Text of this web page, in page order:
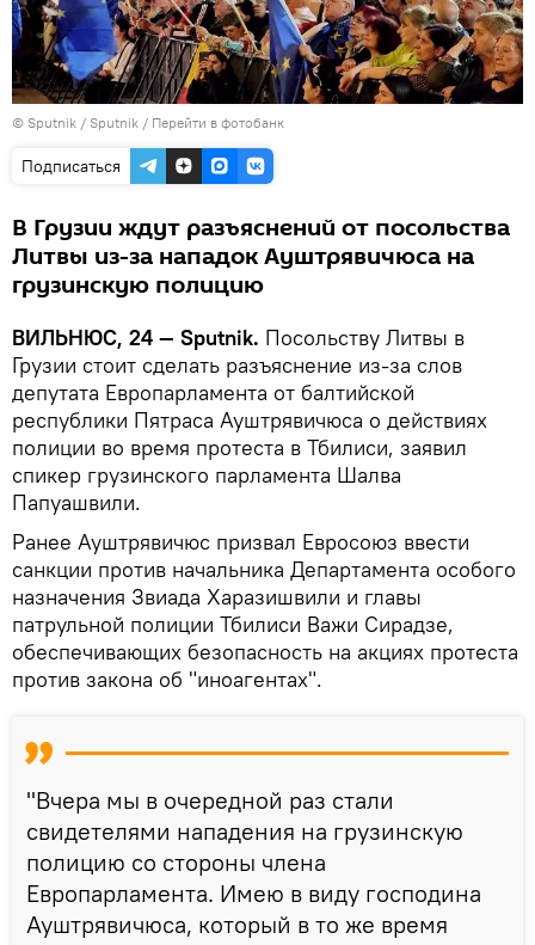
© Sputnik / Sputnik / Перейти в фотобанк
Подписаться
В Грузии ждут разъяснений от посольства
Литвы из-за нападок Ауштрявичюса на
грузинскую полицию
ВИЛЬНЮС, 24 — Sputnik. Посольству Литвы в
Грузии стоит сделать разъяснение из-за слов
депутата Европарламента от балтийской
республики Пятраса Ауштрявичюса о действиях
полиции во время протеста в Тбилиси, заявил
спикер грузинского парламента Шалва
Папуашвили.
Ранее Ауштрявичюс призвал Евросоюз ввести
санкции против начальника Департамента особого
назначения Звиада Харазишвили и главы
патрульной полиции Тбилиси Важи Сирадзе,
обеспечивающих безопасность на акциях протеста
против закона об "иноагентах".
"Вчера мы в очередной раз стали
свидетелями нападения на грузинскую
полицию со стороны члена
Европарламента. Имею в виду господина
Ауштрявичюса, который в то же время